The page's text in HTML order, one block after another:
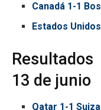
Canadá 1-1
Estados
13 de junio
Qatar 1-1 Suiza